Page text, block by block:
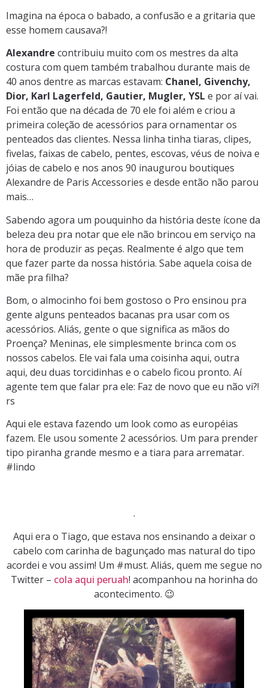
Imagina na época o babado, a confusão e a gritaria que
esse homem causava?!
Alexandre contribuiu muito com os mestres da alta
costura com quem também trabalhou durante mais de
40 anos dentre as marcas estavam: Chanel, Givenchy,
Dior, Karl Lagerfeld, Gautier, Mugler, YSL e por aí vai.
Foi então que na década de 70 ele foi além e criou a
primeira coleção de acessórios para ornamentar os
penteados das clientes. Nessa linha tinha tiaras, clipes,
fivelas, faixas de cabelo, pentes, escovas, véus de noiva e
jóias de cabelo e nos anos 90 inaugurou boutiques
Alexandre de Paris Accessories e desde então não parou
mais…
Sabendo agora um pouquinho da história deste ícone da
beleza deu pra notar que ele não brincou em serviço na
hora de produzir as peças. Realmente é algo que tem
que fazer parte da nossa história. Sabe aquela coisa de
mãe pra filha?
Bom, o almocinho foi bem gostoso o Pro ensinou pra
gente alguns penteados bacanas pra usar com os
acessórios. Aliás, gente o que significa as mãos do
Proença? Meninas, ele simplesmente brinca com os
nossos cabelos. Ele vai fala uma coisinha aqui, outra
aqui, deu duas torcidinhas e o cabelo ficou pronto. Aí
agente tem que falar pra ele: Faz de novo que eu não vi?!
rs
Aqui ele estava fazendo um look como as européias
fazem. Ele usou somente 2 acessórios. Um para prender
tipo piranha grande mesmo e a tiara para arrematar.
#lindo
.
Aqui era o Tiago, que estava nos ensinando a deixar o
cabelo com carinha de bagunçado mas natural do tipo
acordei e vou assim! Um #must. Aliás, quem me segue no
Twitter – cola aqui peruah! acompanhou na horinha do
acontecimento. 😉